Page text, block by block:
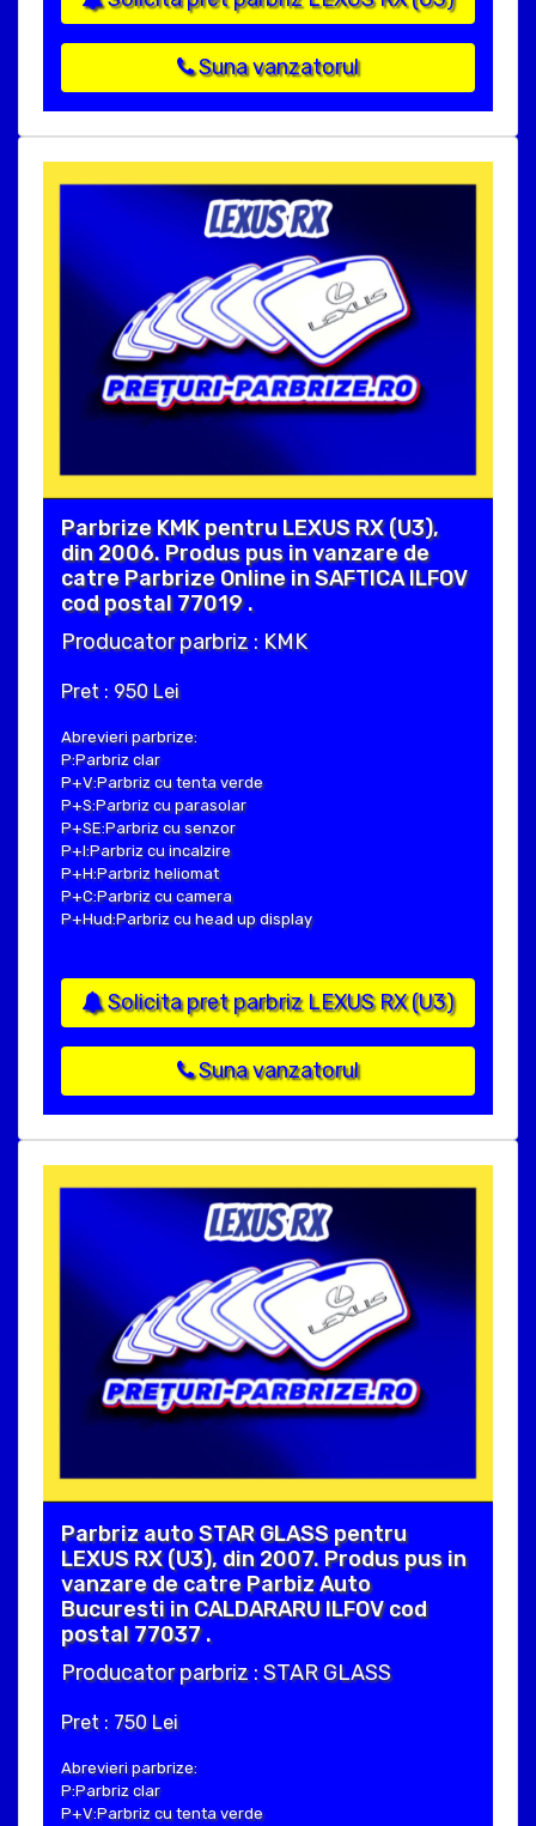
Suna vanzatorul
Parbrize KMK pentru LEXUS RX (U3),
din 2006. Produs pus in vanzare de
catre Parbrize Online in SAFTICA ILFOV
cod postal 77019 .
Producator parbriz : KMK
Pret : 950 Lei
Abrevieri parbrize:
P:Parbriz clar
P+V:Parbriz cu tenta verde
P+S:Parbriz cu parasolar
P+SE:Parbriz cu senzor
P+I:Parbriz cu incalzire
P+H:Parbriz heliomat
P+C:Parbriz cu camera
P+Hud:Parbriz cu head up display
Solicita pret parbriz LEXUS RX (U3)
Suna vanzatorul
Parbriz auto STAR GLASS pentru
LEXUS RX (U3), din 2007. Produs pus in
vanzare de catre Parbiz Auto
Bucuresti in CALDARARU ILFOV cod
postal 77037 .
Producator parbriz : STAR GLASS
Pret : 750 Lei
Abrevieri parbrize:
P:Parbriz clar
P+V:Parbriz cu tenta verde